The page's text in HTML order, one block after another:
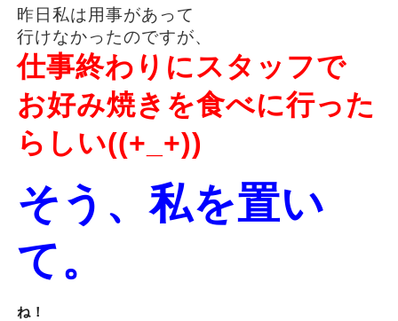
昨日私は用事があって
行けなかったのですが、
仕事終わりにスタッフで
お好み焼きを食べに行った
らしい((+_+))
そう、私を置い
て。
ね！